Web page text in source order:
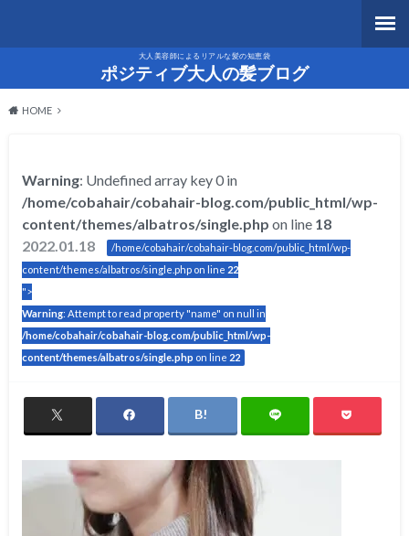
大人美容師によるリアルな髪の知恵袋
ポジティブ大人の髪ブログ
HOME
Warning: Undefined array key 0 in
/home/cobahair/cobahair-blog.com/public_html/wp-
content/themes/albatros/single.php on line 18
2022.01.18
/home/cobahair/cobahair-blog.com/public_html/wp-
content/themes/albatros/single.php on line 22
">
Warning: Attempt to read property "name" on null in
/home/cobahair/cobahair-blog.com/public_html/wp-
content/themes/albatros/single.php on line 22